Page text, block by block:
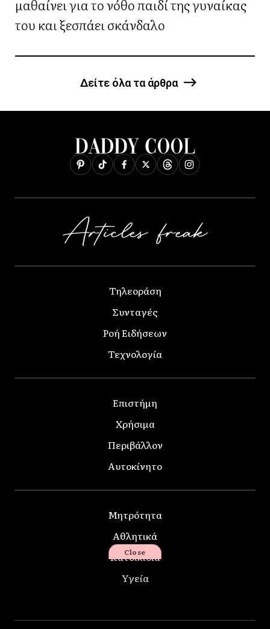
μαθαίνει για το νόθο παιδί της γυναίκας
του και ξεσπάει σκάνδαλο
Δείτε όλα τα άρθρα
Τηλεοράση
Συνταγές
Ροή Ειδήσεων
Τεχνολογία
Επιστήμη
Χρήσιμα
Περιβάλλον
Αυτοκίνητο
Μητρότητα
Αθλητικά
Κατοικίδια
Υγεία
Close